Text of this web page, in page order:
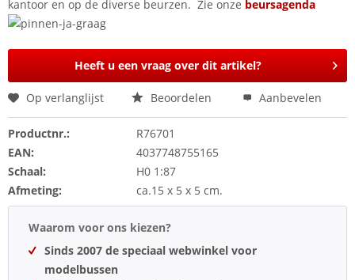
kantoor en op de diverse beurzen. Zie onze beursagenda
Heeft u een vraag over dit artikel?
Op verlanglijst Beoordelen Aanbevelen
Productnr.:
R76701
EAN:
4037748755165
Schaal:
H0 1:87
Afmeting:
ca.15 x 5 x 5 cm.
Waarom voor ons kiezen?
Sinds 2007 de speciaal webwinkel voor
modelbussen